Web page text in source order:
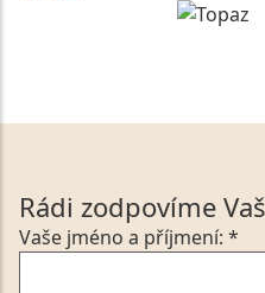
Rádi zodpovíme
Vaše jméno a příjmení: *